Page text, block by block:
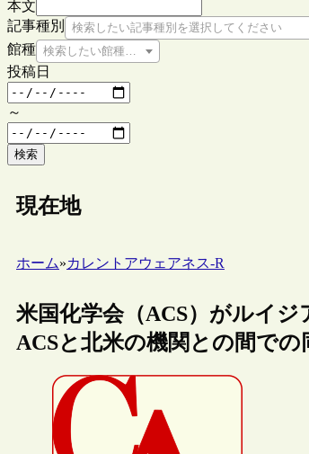
本文
記事種別
検索したい記事種別を選択してください
館種 検索したい館種を選択してください
投稿日
～
検索
現在地
ホーム»カレントアウェアネス-R
米国化学会（ACS）がルイ
ACSと北米の機関との間での